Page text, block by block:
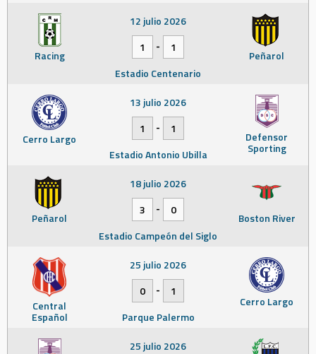
Racing Peñarol
12 julio 2026
1
-
1
Estadio Centenario
Cerro Largo Defensor
Sporting
13 julio 2026
1
-
1
Estadio Antonio Ubilla
Peñarol Boston River
18 julio 2026
3
-
0
Estadio Campeón del Siglo
Central
Español
Cerro Largo
25 julio 2026
0
-
1
Parque Palermo
25 julio 2026